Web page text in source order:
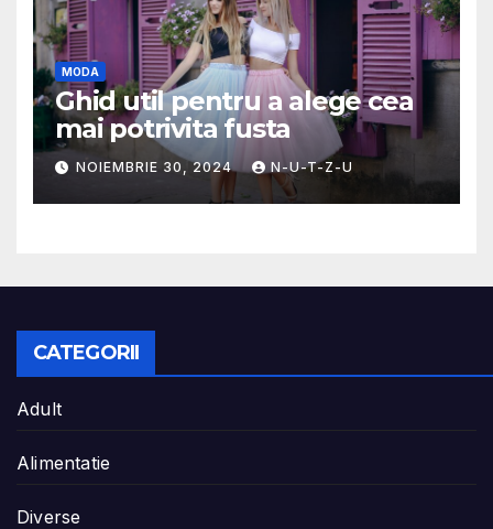
MODA
Ghid util pentru a alege cea
mai potrivita fusta
NOIEMBRIE 30, 2024 N-U-T-Z-U
CATEGORII
Adult
Alimentatie
Diverse